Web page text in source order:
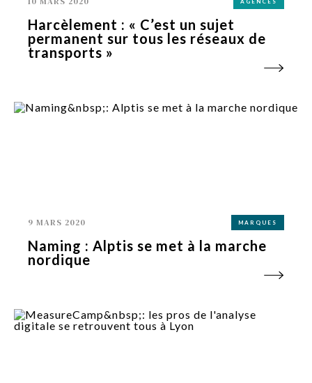
AGENCES
Harcèlement : « C’est un sujet
permanent sur tous les réseaux de
transports »
9 MARS 2020 MARQUES
Naming : Alptis se met à la marche
nordique